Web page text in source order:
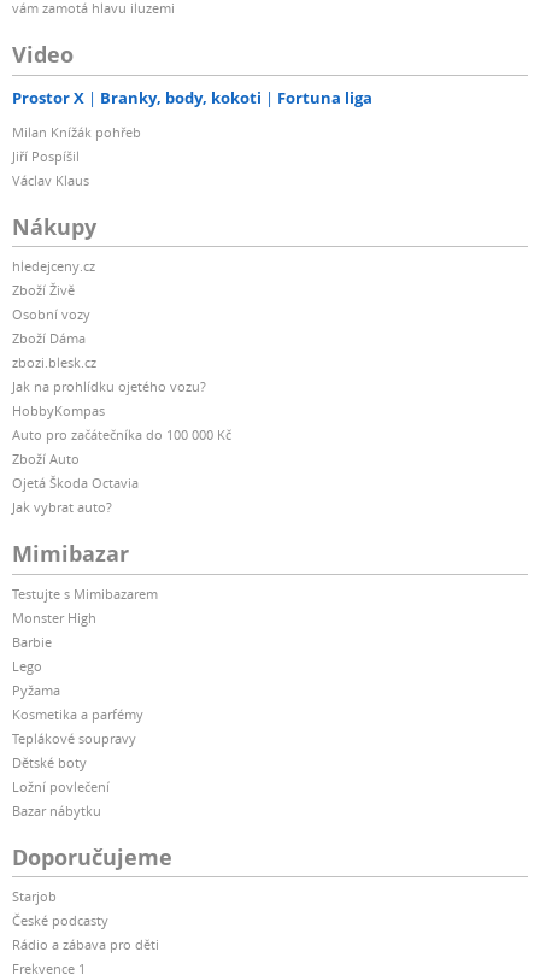
vám zamotá hlavu iluzemi
Video
Prostor X Branky, body, kokoti Fortuna liga
Milan Knížák pohřeb
Jiří Pospíšil
Václav Klaus
Nákupy
hledejceny.cz
Zboží Živě
Osobní vozy
Zboží Dáma
zbozi.blesk.cz
Jak na prohlídku ojetého vozu?
HobbyKompas
Auto pro začátečníka do 100 000 Kč
Zboží Auto
Ojetá Škoda Octavia
Jak vybrat auto?
Mimibazar
Testujte s Mimibazarem
Monster High
Barbie
Lego
Pyžama
Kosmetika a parfémy
Teplákové soupravy
Dětské boty
Ložní povlečení
Bazar nábytku
Doporučujeme
Starjob
České podcasty
Rádio a zábava pro děti
Frekvence 1